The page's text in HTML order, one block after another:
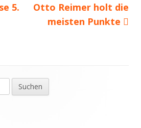
5.
Nächster
Beitrag
Otto Reimer holt die
meisten Punkte